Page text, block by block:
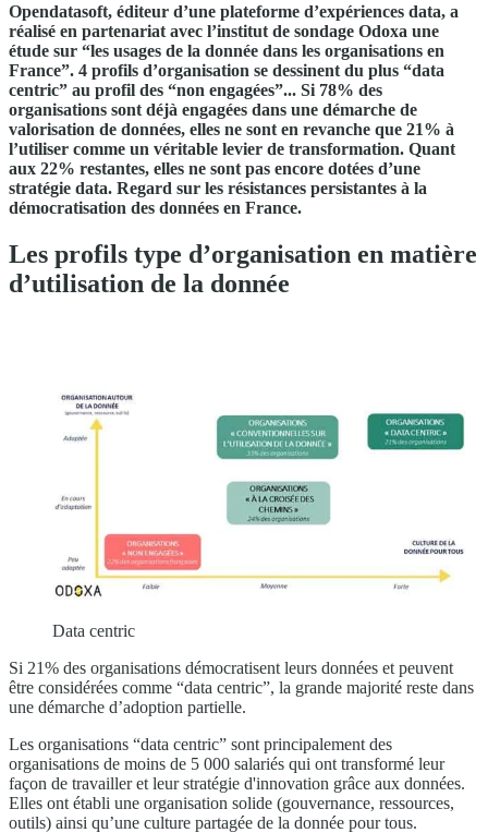
Opendatasoft, éditeur d’une plateforme d’expériences data, a
réalisé en partenariat avec l’institut de sondage Odoxa une
étude sur “les usages de la donnée dans les organisations en
France”. 4 profils d’organisation se dessinent du plus “data
centric” au profil des “non engagées”... Si 78% des
organisations sont déjà engagées dans une démarche de
valorisation de données, elles ne sont en revanche que 21% à
l’utiliser comme un véritable levier de transformation. Quant
aux 22% restantes, elles ne sont pas encore dotées d’une
stratégie data. Regard sur les résistances persistantes à la
démocratisation des données en France.
Les profils type d’organisation en matière
d’utilisation de la donnée
Data centric
Si 21% des organisations démocratisent leurs données et peuvent
être considérées comme “data centric”, la grande majorité reste dans
une démarche d’adoption partielle.
Les organisations “data centric” sont principalement des
organisations de moins de 5 000 salariés qui ont transformé leur
façon de travailler et leur stratégie d'innovation grâce aux données.
Elles ont établi une organisation solide (gouvernance, ressources,
outils) ainsi qu’une culture partagée de la donnée pour tous.